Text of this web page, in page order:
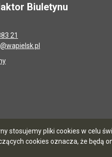
stosujemy pliki cookies w celu
cookies oznacza, że będą
Biuletynu
21